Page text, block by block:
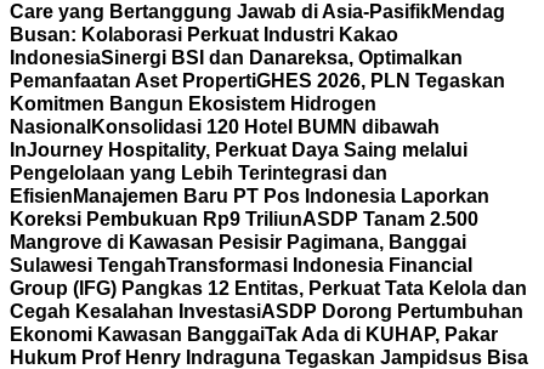
Care yang Bertanggung Jawab di Asia-PasifikMendag
Busan: Kolaborasi Perkuat Industri Kakao
IndonesiaSinergi BSI dan Danareksa, Optimalkan
Pemanfaatan Aset PropertiGHES 2026, PLN Tegaskan
Komitmen Bangun Ekosistem Hidrogen
Nasional Konsolidasi 120 Hotel BUMN dibawah
InJourney Hospitality, Perkuat Daya Saing melalui
Pengelolaan yang Lebih Terintegrasi dan
Efisien Manajemen Baru PT Pos Indonesia Laporkan
Koreksi Pembukuan Rp9 TriliunASDP Tanam 2.500
Mangrove di Kawasan Pesisir Pagimana, Banggai
Sulawesi TengahTransformasi Indonesia Financial
Group (IFG) Pangkas 12 Entitas, Perkuat Tata Kelola dan
Cegah Kesalahan InvestasiASDP Dorong Pertumbuhan
Ekonomi Kawasan BanggaiTak Ada di KUHAP, Pakar
Hukum Prof Henry Indraguna Tegaskan Jampidsus Bisa